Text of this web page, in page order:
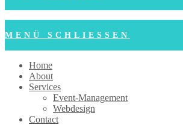
MENÜ SCHLIESSEN
Home
About
Services
Event-Management
Webdesign
Contact